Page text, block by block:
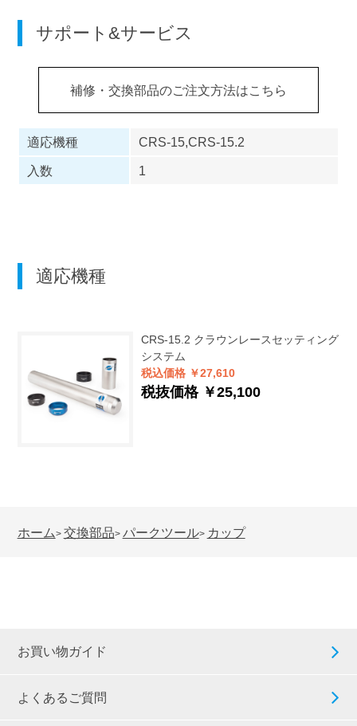
サポート&サービス
補修・交換部品のご注文方法はこちら
適応機種
CRS-15,CRS-15.2
入数
1
適応機種
CRS-15.2 クラウンレースセッティング
システム
税込価格 ￥27,610
税抜価格 ￥25,100
ホーム> 交換部品> パークツール> カップ
お買い物ガイド
よくあるご質問